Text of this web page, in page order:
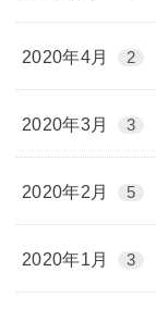
2020年4月 2
2020年3月 3
2020年2月 5
2020年1月 3